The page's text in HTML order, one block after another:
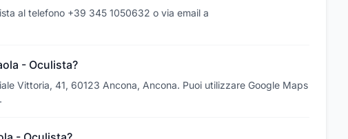
al telefono +39 345 1050632 o via email a
- Oculista?
Vittoria, 41, 60123 Ancona, Ancona. Puoi utilizzare Google Maps